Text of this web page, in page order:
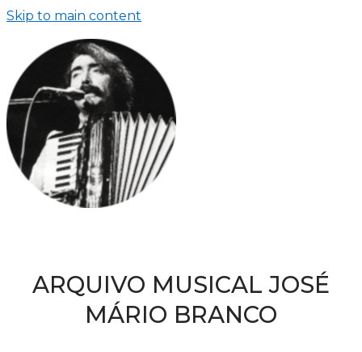
Skip to main content
ARQUIVO MUSICAL JOSÉ
MÁRIO BRANCO